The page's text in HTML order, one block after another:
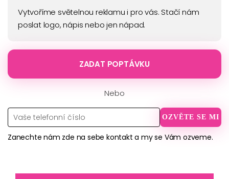
Vytvoříme světelnou reklamu i pro vás. Stačí nám
poslat logo, nápis nebo jen nápad.
ZADAT POPTÁVKU
Nebo
OZVĚTE SE MI
Zanechte nám zde na sebe kontakt a my se Vám ozveme.